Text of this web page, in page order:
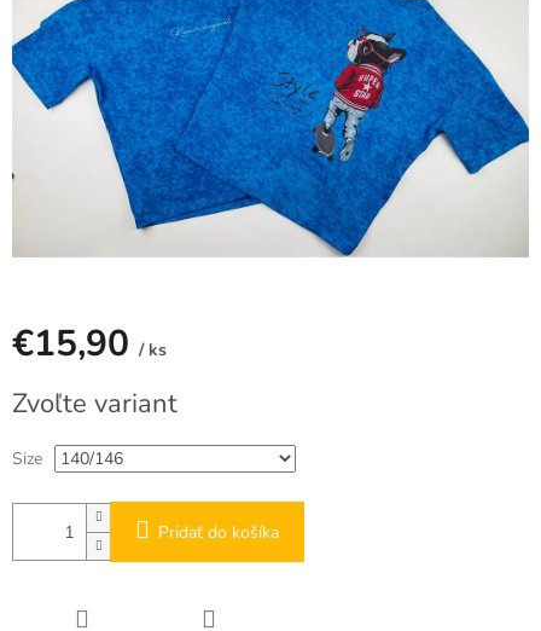
hviezdičiek.
€15,90 / ks
cena:
Zvoľte variant
Size
Pridať do košíka